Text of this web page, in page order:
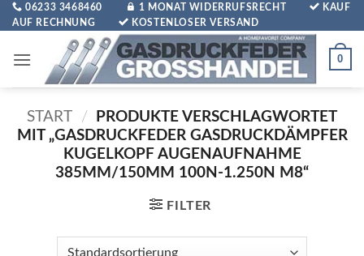
Zum
Inhalt
06233 3468460 1 MONAT WIDERRUFSRECHT
KAUF
AUF RECHNUNG
KOSTENLOSER VERSAND
0
START /
PRODUKTE VERSCHLAGWORTET
MIT „GASDRUCKFEDER GASDRUCKDÄMPFER
KUGELKOPF AUGENAUFNAHME
385MM/150MM 100N-1.250N M8“
FILTER